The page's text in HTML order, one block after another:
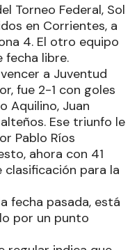
Torneo Federal, Sol
en Corrientes, a
4. El otro equipo
fecha libre.
a Juventud
fue 2-1 con goles
Aquilino, Juan
Ese triunfo le
Pablo Ríos
ahora con 41
clasificación para la
fecha pasada, está
por un punto